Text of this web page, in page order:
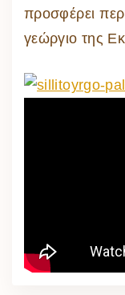
προσφέρει
γεώργιο της